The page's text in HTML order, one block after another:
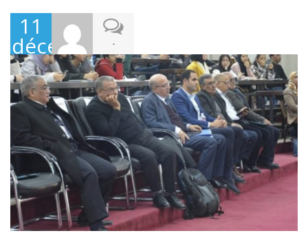
11
décembre
2022
-